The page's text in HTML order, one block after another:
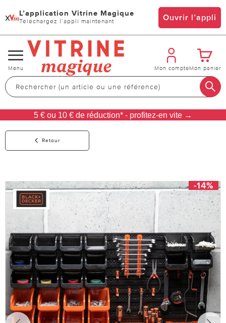
x L’application Vitrine Magique
Téléchargez l’appli maintenant Ouvrir l’appli
Changer
de
navigation
Menu Mon compteMon panier
5 € ou 10 € de réduction* - profitez-en vite →
Retour
-14%